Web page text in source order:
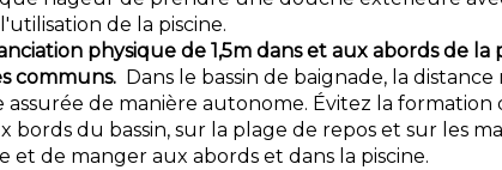
de la piscine.
physique de 1,5m dans et aux abords de la
communs. Dans le bassin de baignade, la distance
de manière autonome. Évitez la formation
du bassin, sur la plage de repos et sur les
de manger aux abords et dans la piscine.